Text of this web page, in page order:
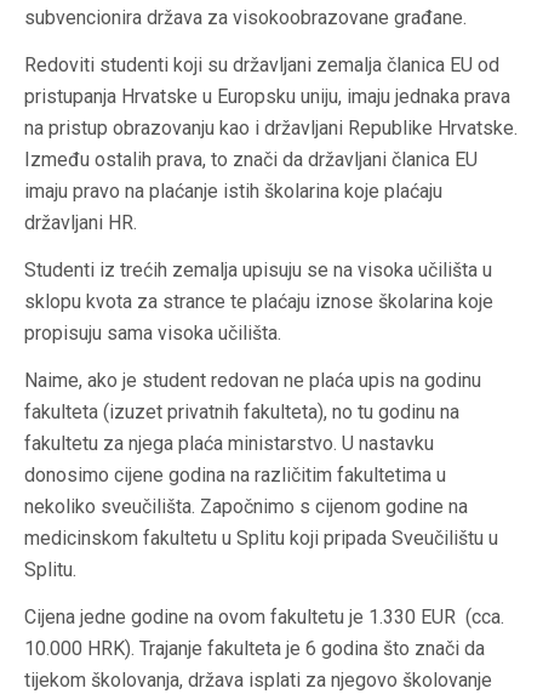
subvencionira država za visokoobrazovane građane.
Redoviti studenti koji su državljani zemalja članica EU od
pristupanja Hrvatske u Europsku uniju, imaju jednaka prava
na pristup obrazovanju kao i državljani Republike Hrvatske.
Između ostalih prava, to znači da državljani članica EU
imaju pravo na plaćanje istih školarina koje plaćaju
državljani HR.
Studenti iz trećih zemalja upisuju se na visoka učilišta u
sklopu kvota za strance te plaćaju iznose školarina koje
propisuju sama visoka učilišta.
Naime, ako je student redovan ne plaća upis na godinu
fakulteta (izuzet privatnih fakulteta), no tu godinu na
fakultetu za njega plaća ministarstvo. U nastavku
donosimo cijene godina na različitim fakultetima u
nekoliko sveučilišta. Započnimo s cijenom godine na
medicinskom fakultetu u Splitu koji pripada Sveučilištu u
Splitu.
Cijena jedne godine na ovom fakultetu je 1.330 EUR (cca.
10.000 HRK). Trajanje fakulteta je 6 godina što znači da
tijekom školovanja, država isplati za njegovo školovanje